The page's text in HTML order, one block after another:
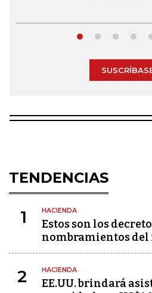
TENDENCIAS
1 HACIENDA
Estos son los
nombramientos del
2 HACIENDA
EE.UU. brindará